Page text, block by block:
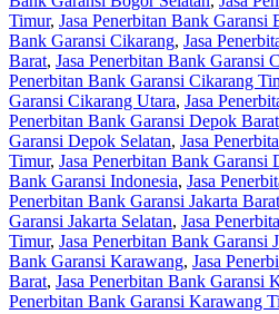
Timur, Jasa Penerbitan Bank Garansi
Bank Garansi Cikarang, Jasa
Barat, Jasa Penerbitan Bank Garansi
Penerbitan Bank Garansi Cikarang
Garansi Cikarang Utara, Jasa
Penerbitan Bank Garansi Depok Barat
Garansi Depok Selatan, Jasa
Timur, Jasa Penerbitan Bank Garansi
Bank Garansi Indonesia, Jasa
Penerbitan Bank Garansi Jakarta Barat
Garansi Jakarta Selatan, Jasa
Timur, Jasa Penerbitan Bank Garansi
Bank Garansi Karawang, Jasa
Barat, Jasa Penerbitan Bank Garansi
Penerbitan Bank Garansi Karawang